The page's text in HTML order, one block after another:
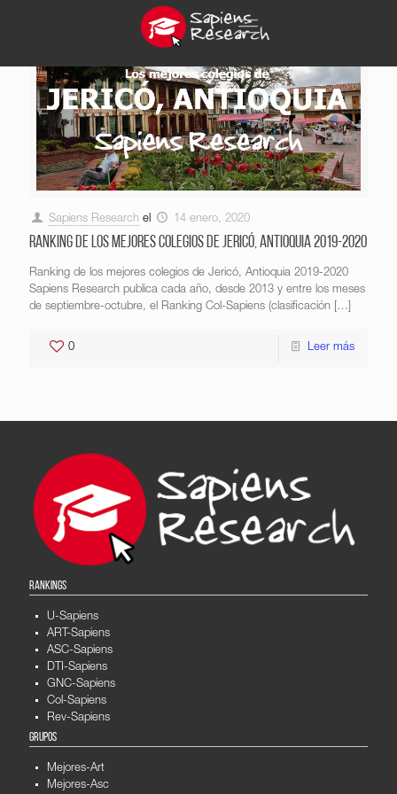
Sapiens Research el 14 enero, 2020
Ranking de los mejores colegios de Jericó, Antioquia 2019-2020
Ranking de los mejores colegios de Jericó, Antioquia 2019-2020
Sapiens Research publica cada año, desde 2013 y entre los meses
de septiembre-octubre, el Ranking Col-Sapiens (clasificación […]
0 Leer más
RANKINGS
U-Sapiens
ART-Sapiens
ASC-Sapiens
DTI-Sapiens
GNC-Sapiens
Col-Sapiens
Rev-Sapiens
GRUPOS
Mejores-Art
Mejores-Asc